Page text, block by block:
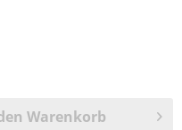
Warenkorb